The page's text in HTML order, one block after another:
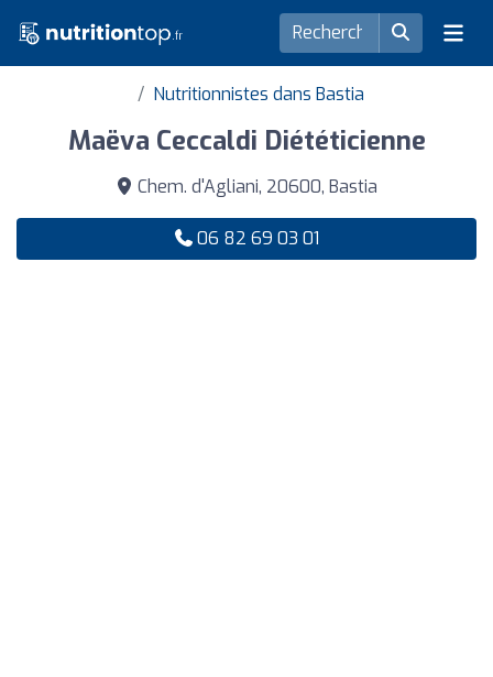
Nutritionnistes dans Bastia
Maëva Ceccaldi Diététicienne
Chem. d'Agliani, 20600, Bastia
06 82 69 03 01